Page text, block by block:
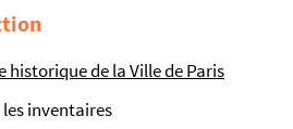
historique de la Ville de Paris
les inventaires
1905
1909